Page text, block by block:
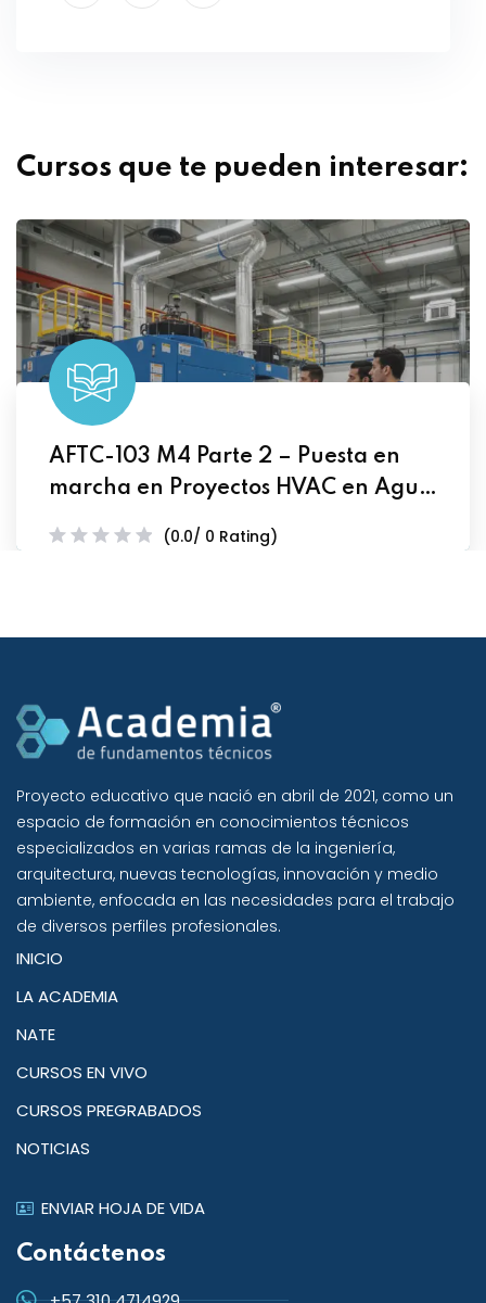
Cursos que te pueden interesar:
AFTC-103 M4 Parte 2 – Puesta en
marcha en Proyectos HVAC en Agua
(0.0/ 0 Rating)
Proyecto educativo que nació en abril de 2021, como un
espacio de formación en conocimientos técnicos
especializados en varias ramas de la ingeniería,
arquitectura, nuevas tecnologías, innovación y medio
ambiente, enfocada en las necesidades para el trabajo
de diversos perfiles profesionales.
INICIO
LA ACADEMIA
NATE
CURSOS EN VIVO
CURSOS PREGRABADOS
NOTICIAS
ENVIAR HOJA DE VIDA
Contáctenos